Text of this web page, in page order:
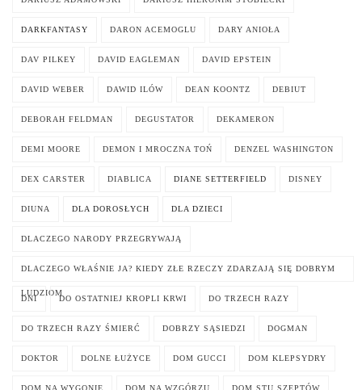
DARKFANTASY DARON ACEMOGLU DARY ANIOŁA
DAV PILKEY DAVID EAGLEMAN DAVID EPSTEIN
DAVID WEBER DAWID ILÓW DEAN KOONTZ DEBIUT
DEBORAH FELDMAN DEGUSTATOR DEKAMERON
DEMI MOORE DEMON I MROCZNA TOŃ DENZEL WASHINGTON
DEX CARSTER DIABLICA DIANE SETTERFIELD DISNEY
DIUNA DLA DOROSŁYCH DLA DZIECI
DLACZEGO NARODY PRZEGRYWAJĄ
DLACZEGO WŁAŚNIE JA? KIEDY ZŁE RZECZY ZDARZAJĄ SIĘ DOBRYM
LUDZIOM
DNI DO OSTATNIEJ KROPLI KRWI DO TRZECH RAZY
DO TRZECH RAZY ŚMIERĆ DOBRZY SĄSIEDZI DOGMAN
DOKTOR DOLNE ŁUŻYCE DOM GUCCI DOM KLEPSYDRY
DOM NA WYGONIE DOM NA WZGÓRZU DOM STU SZEPTÓW